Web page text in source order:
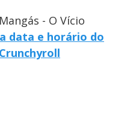
- O Vício
data e horário do